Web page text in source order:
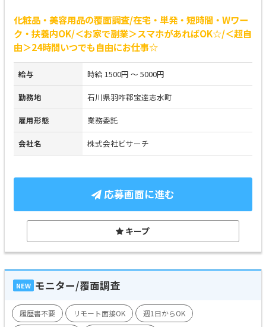
化粧品・美容用品の覆面調査/在宅・単発・短時間・Wワー
ク・扶養内OK/＜お家で副業＞スマホがあればOK☆/＜超自
由＞24時間いつでも自由にお仕事☆
給与 時給 1500円 ～ 5000円
勤務地 石川県羽咋郡宝達志水町
雇用形態 業務委託
会社名 株式会社ビサーチ
応募画面に進む
キープ
NEW モニター/覆面調査
履歴書不要 リモート面接OK
週1日からOK